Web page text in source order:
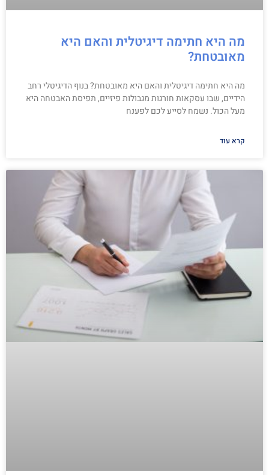
מה היא חתימה דיגיטלית והאם היא
מאובטחת?
מה היא חתימה דיגיטלית והאם היא מאובטחת? בנוף הדיגיטלי רחב
הידיים, שבו עסקאות חורגות מגבולות פיזיים, תפיסת האבטחה היא
מעל הכול. נשמח לסייע לכם לפענח
קרא עוד